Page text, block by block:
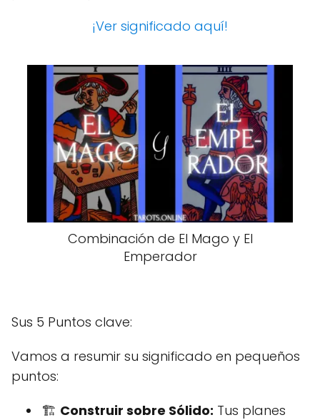
¡Ver significado aquí!
Combinación de El Mago y El
Emperador
Sus 5 Puntos clave:
Vamos a resumir su significado en pequeños
puntos:
🏗️ Construir sobre Sólido: Tus planes